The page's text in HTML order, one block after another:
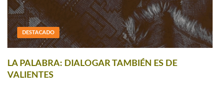
DESTACADO
LA PALABRA: DIALOGAR TAMBIÉN ES DE
VALIENTES